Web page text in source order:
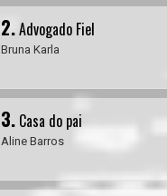
2.Advogado Fiel
Bruna Karla
3. Casa do pai
Aline Barros